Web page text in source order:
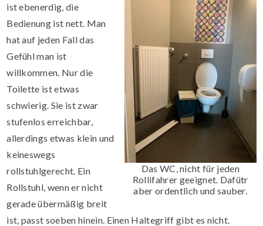
Das WC, nicht für jeden
Rollifahrer geeignet. Dafütr
aber ordentlich und sauber.
ist ebenerdig, die
Bedienung ist nett. Man
hat auf jeden Fall das
Gefühl man ist
willkommen. Nur die
Toilette ist etwas
schwierig. Sie ist zwar
stufenlos erreichbar,
allerdings etwas klein und
keineswegs
rollstuhlgerecht. Ein
Rollstuhl, wenn er nicht
gerade übermäßig breit
ist, passt soeben hinein. Einen Haltegriff gibt es nicht.